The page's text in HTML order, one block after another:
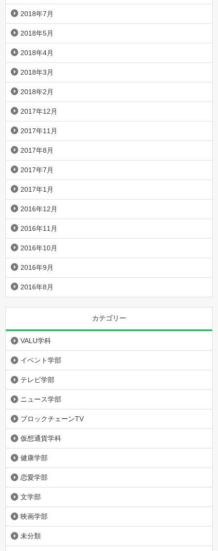
2018年7月
2018年5月
2018年4月
2018年3月
2018年2月
2017年12月
2017年11月
2017年8月
2017年7月
2017年1月
2016年12月
2016年11月
2016年10月
2016年9月
2016年8月
カテゴリー
VALU学科
イベント学部
テレビ学部
ニュース学部
ブロックチェーンTV
仮想通貨学科
健康学部
恋愛学部
文学部
映画学部
未分類